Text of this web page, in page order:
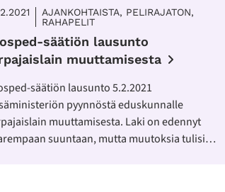
AJANKOHTAISTA, PELIRAJATON,
RAHAPELIT
säätiön lausunto
muuttamisesta
säätiön lausunto 5.2.2021
pyynnöstä eduskunnalle
muuttamisesta. Laki on edennyt
suuntaan, mutta muutoksia tulisi…